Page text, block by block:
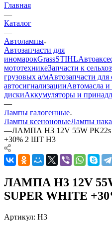
Главная
—
Каталог
—
Автолампы
Автозапчасти для
иномарокGrassSTIHL
мототехникеЗапчасти к
грузовых а/мАвтозапчасти
автосигнализацииАвтомасла и
дискиАккумуляторы и
—
Лампы галогенные
Лампы ксеноновыеЛампы
—ЛАМПА H3 12V 55W
+30% 2 ШТ H3
ЛАМПА H3 12V
SUPER WHITE
Артикул: H3